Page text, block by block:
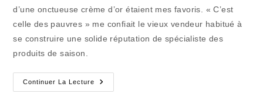
d’une onctueuse crème d’or étaient mes favoris. « C’est
celle des pauvres » me confiait le vieux vendeur habitué à
se construire une solide réputation de spécialiste des
produits de saison.
Continuer La Lecture
Le
Plaisir